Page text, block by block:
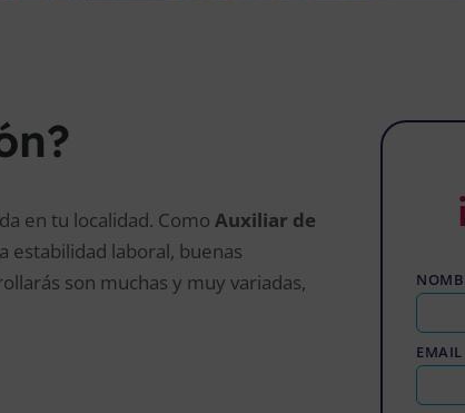
en tu localidad. Como Auxiliar de
estabilidad laboral, buenas
son muchas y muy variadas,
EMAIL